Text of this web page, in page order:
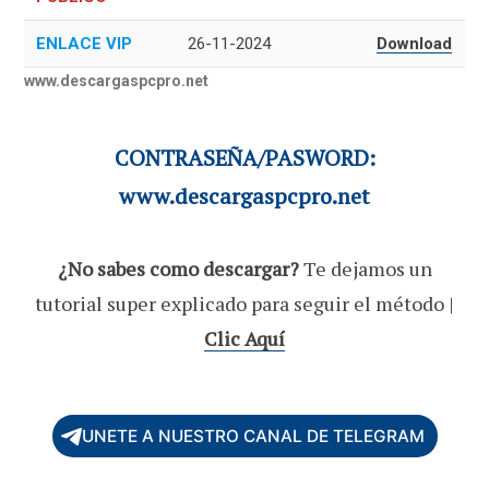
ENLACE VIP 26-11-2024 Download
www.descargaspcpro.net
CONTRASEÑA/PASWORD:
www.descargaspcpro.net
¿No sabes como descargar?Te dejamos un
tutorial super explicado para seguir el método |
Clic Aquí
UNETE A NUESTRO CANAL DE TELEGRAM